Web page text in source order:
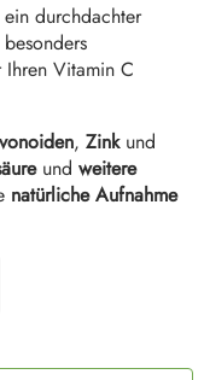
durchdachter
Vitamin C
, Zinkund
und weitere
natürliche Aufnahme